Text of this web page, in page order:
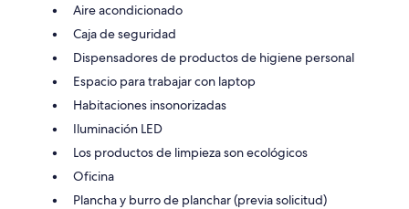
Aire acondicionado
Caja de seguridad
Dispensadores de productos de higiene personal
Espacio para trabajar con laptop
Habitaciones insonorizadas
Iluminación LED
Los productos de limpieza son ecológicos
Oficina
Plancha y burro de planchar (previa solicitud)